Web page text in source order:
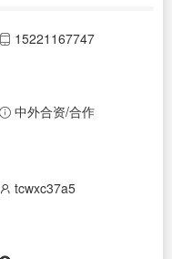
15221167747
中外合资/合作
tcwxc37a5